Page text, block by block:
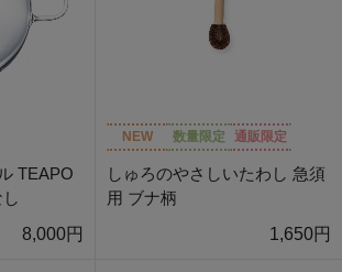
TEAPO
8,000円
NEW 数量限定 通販限定
しゅろのやさしいたわし 急須
用 ブナ柄
1,650円